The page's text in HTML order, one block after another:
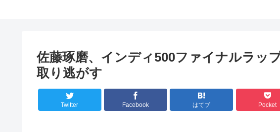
佐藤琢磨、インディ500ファイナルラッ
取り逃がす
Twitter Facebook はてブ Pocket